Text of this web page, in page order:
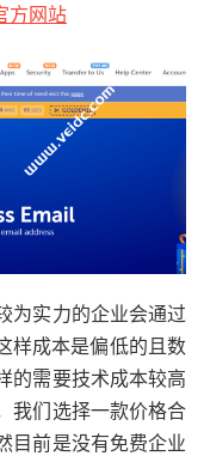
方网站
为实力的企业会通过
样成本是偏低的且数
的需要技术成本较高
我们选择一款价格合
目前是没有免费企业